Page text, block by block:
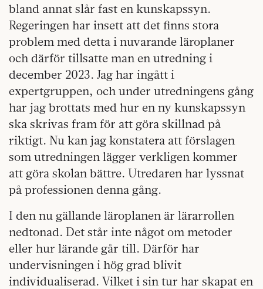
bland annat slår fast en kunskapssyn.
Regeringen har insett att det finns stora
problem med detta i nuvarande läroplaner
och därför tillsatte man en utredning i
december 2023. Jag har ingått i
expertgruppen, och under utredningens gång
har jag brottats med hur en ny kunskapssyn
ska skrivas fram för att göra skillnad på
riktigt. Nu kan jag konstatera att förslagen
som utredningen lägger verkligen kommer
att göra skolan bättre. Utredaren har lyssnat
på professionen denna gång.
I den nu gällande läroplanen är lärarrollen
nedtonad. Det står inte något om metoder
eller hur lärande går till. Därför har
undervisningen i hög grad blivit
individualiserad. Vilket i sin tur har skapat en